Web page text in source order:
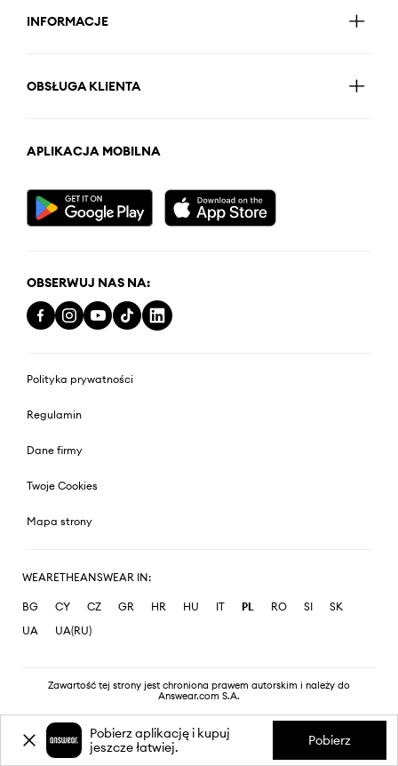
INFORMACJE
OBSŁUGA KLIENTA
APLIKACJA MOBILNA
OBSERWUJ NAS NA:
Polityka prywatności
Regulamin
Dane firmy
Twoje Cookies
Mapa strony
WEARETHEANSWEAR IN:
BG CY CZ GR HR HU IT PL RO SI
SK
UA
UA(RU)
Zawartość tej strony jest chroniona prawem autorskim i należy do
Answear.com S.A.
Pobierz aplikację i kupuj
jeszcze łatwiej.
Pobierz